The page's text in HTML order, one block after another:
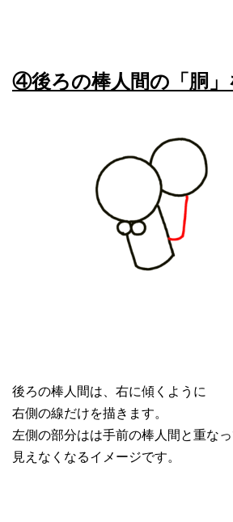
④後ろの棒人間の「胴」
後ろの棒人間は、右に傾くように
右側の線だけを描きます。
左側の部分はは手前の棒人間と重な
見えなくなるイメージです。